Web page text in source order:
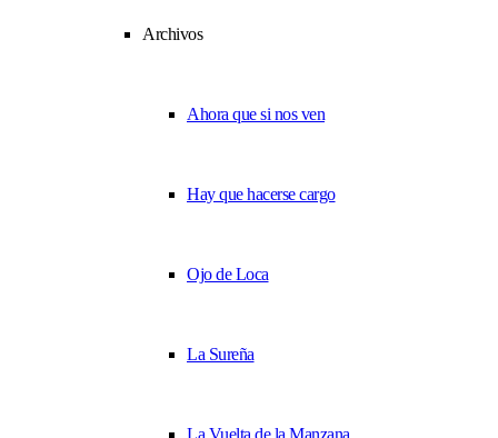
Archivos
Ahora que si nos ven
Hay que hacerse cargo
Ojo de Loca
La Sureña
La Vuelta de la Manzana